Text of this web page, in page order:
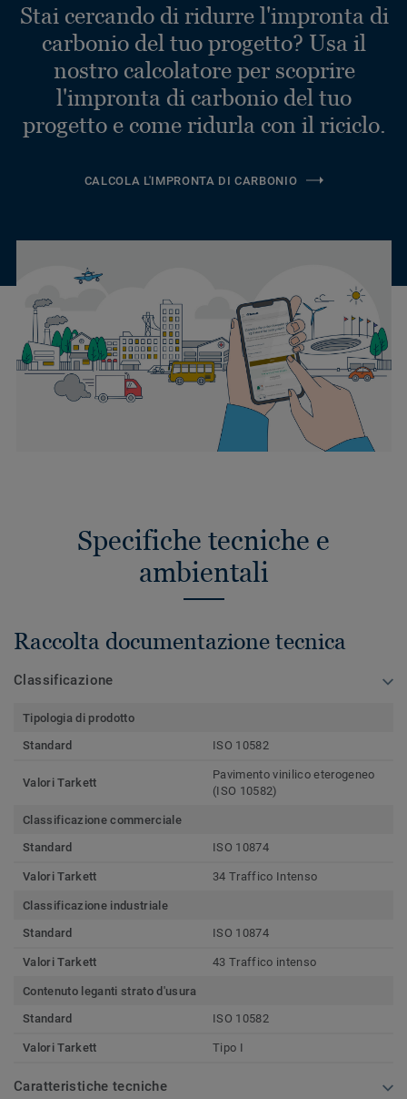
Stai cercando di ridurre l'impronta di
carbonio del tuo progetto? Usa il
nostro calcolatore per scoprire
l'impronta di carbonio del tuo
progetto e come ridurla con il riciclo.
CALCOLA L'IMPRONTA DI CARBONIO
Specifiche tecniche e
ambientali
Raccolta documentazione tecnica
Classificazione
Tipologia di prodotto
Standard
ISO 10582
Valori Tarkett
Pavimento vinilico eterogeneo
(ISO 10582)
Classificazione commerciale
Standard
ISO 10874
Valori Tarkett 34 Traffico Intenso
Classificazione industriale
Standard
ISO 10874
Valori Tarkett 43 Traffico intenso
Contenuto leganti strato d'usura
Standard
ISO 10582
Valori Tarkett Tipo I
Caratteristiche tecniche